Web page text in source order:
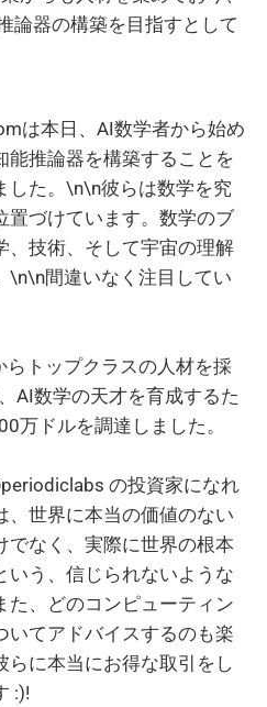
論器の構築を目指すとして
は本日、AI数学者から始め
能推論器を構築することを
した。\n\n彼らは数学を究
置づけています。数学のブ
、技術、そして宇宙の理解
\n\n間違いなく注目してい
らトップクラスの人材を採
AI数学の天才を育成するた
万ドルを調達しました。
の投資家になれ
、世界に本当の価値のない
でなく、実際に世界の根本
いう、信じられないような
た、どのコンピューティン
いてアドバイスするのも楽
らに本当にお得な取引をし
:)!